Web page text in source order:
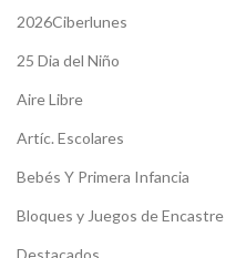
2026Ciberlunes
25 Dia del Niño
Aire Libre
Artíc. Escolares
Bebés Y Primera Infancia
Bloques y Juegos de Encastre
Destacados